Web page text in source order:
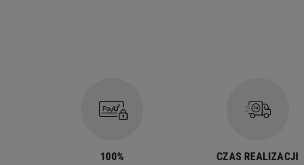
100% CZAS REALIZACJI